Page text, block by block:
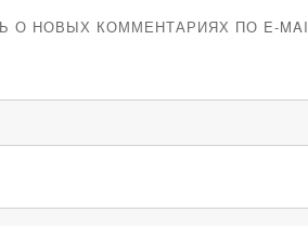
О НОВЫХ КОММЕНТАРИЯХ ПО E-